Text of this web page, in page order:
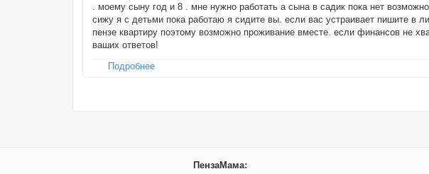
. моему сыну год и 8 . мне нужно работать а сына в садик пока нет
сижу я с детьми пока работаю я сидите вы. если вас устраивает пишите в
пензе квартиру поэтому возможно проживание вместе. если финансов не
ваших ответов!
Подробнеео Мамы одиночке кому нужна помощь посидеть с ребёнком
ПензаМама: